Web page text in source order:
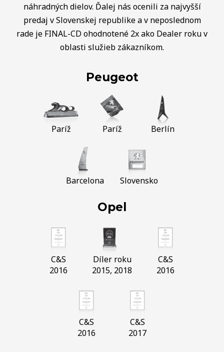
náhradných dielov. Ďalej nás ocenili za najvyšší
predaj v Slovenskej republike a v neposlednom
rade je FINAL-CD ohodnotené 2x ako Dealer roku v
oblasti služieb zákazníkom.
Peugeot
Paríž Paríž Berlín
Barcelona Slovensko
Opel
C&S
2016
Díler roku
2015, 2018
C&S
2016
C&S
2016
C&S
2017